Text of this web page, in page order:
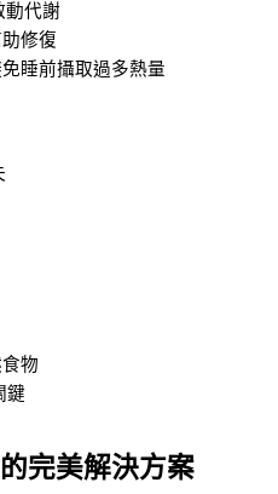
動代謝
修復
睡前攝取過多熱量
物
鍵
完美解決方案